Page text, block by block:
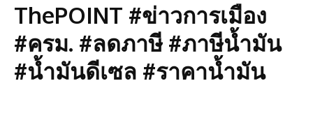
ThePOINT #ข่าวการเมือง
#ครม. #ลดภาษี #ภาษีน้ำมัน
#น้ำมันดีเซล #ราคาน้ำมัน